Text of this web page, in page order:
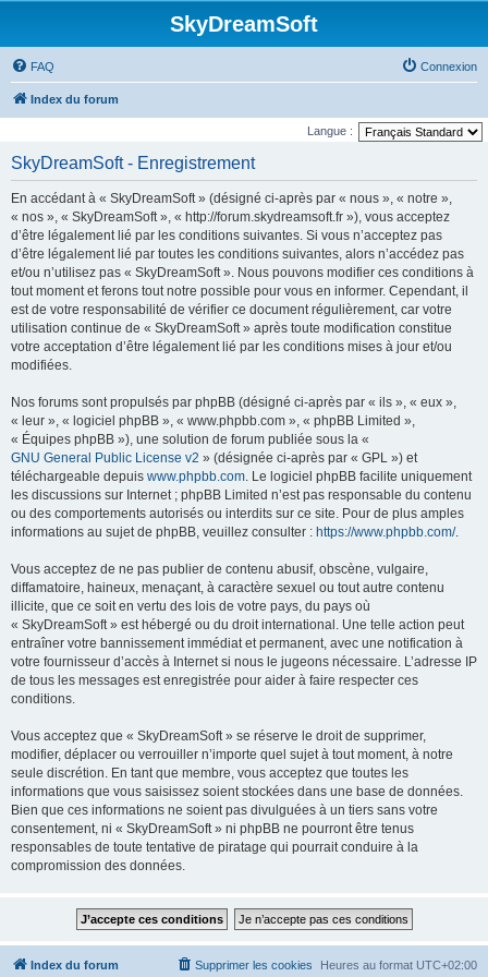
SkyDreamSoft
FAQ Connexion
Index du forum
Langue :
SkyDreamSoft - Enregistrement
En accédant à « SkyDreamSoft » (désigné ci-après par « nous », « notre »,
« nos », « SkyDreamSoft », « http://forum.skydreamsoft.fr »), vous acceptez
d’être légalement lié par les conditions suivantes. Si vous n’acceptez pas
d’être légalement lié par toutes les conditions suivantes, alors n’accédez pas
et/ou n’utilisez pas « SkyDreamSoft ». Nous pouvons modifier ces conditions à
tout moment et ferons tout notre possible pour vous en informer. Cependant, il
est de votre responsabilité de vérifier ce document régulièrement, car votre
utilisation continue de « SkyDreamSoft » après toute modification constitue
votre acceptation d’être légalement lié par les conditions mises à jour et/ou
modifiées.
Nos forums sont propulsés par phpBB (désigné ci-après par « ils », « eux »,
« leur », « logiciel phpBB », « www.phpbb.com », « phpBB Limited »,
« Équipes phpBB »), une solution de forum publiée sous la «
GNU General Public License v2 » (désignée ci-après par « GPL ») et
téléchargeable depuis www.phpbb.com. Le logiciel phpBB facilite uniquement
les discussions sur Internet ; phpBB Limited n’est pas responsable du contenu
ou des comportements autorisés ou interdits sur ce site. Pour de plus amples
informations au sujet de phpBB, veuillez consulter : https://www.phpbb.com/.
Vous acceptez de ne pas publier de contenu abusif, obscène, vulgaire,
diffamatoire, haineux, menaçant, à caractère sexuel ou tout autre contenu
illicite, que ce soit en vertu des lois de votre pays, du pays où
« SkyDreamSoft » est hébergé ou du droit international. Une telle action peut
entraîner votre bannissement immédiat et permanent, avec une notification à
votre fournisseur d’accès à Internet si nous le jugeons nécessaire. L’adresse IP
de tous les messages est enregistrée pour aider à faire respecter ces
conditions.
Vous acceptez que « SkyDreamSoft » se réserve le droit de supprimer,
modifier, déplacer ou verrouiller n’importe quel sujet à tout moment, à notre
seule discrétion. En tant que membre, vous acceptez que toutes les
informations que vous saisissez soient stockées dans une base de données.
Bien que ces informations ne soient pas divulguées à un tiers sans votre
consentement, ni « SkyDreamSoft » ni phpBB ne pourront être tenus
responsables de toute tentative de piratage qui pourrait conduire à la
compromission des données.
Index du forum Heures au format UTC+02:00
Supprimer les cookies